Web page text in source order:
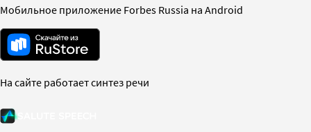
Мобильное приложение Forbes Russia на Android
На сайте работает синтез речи